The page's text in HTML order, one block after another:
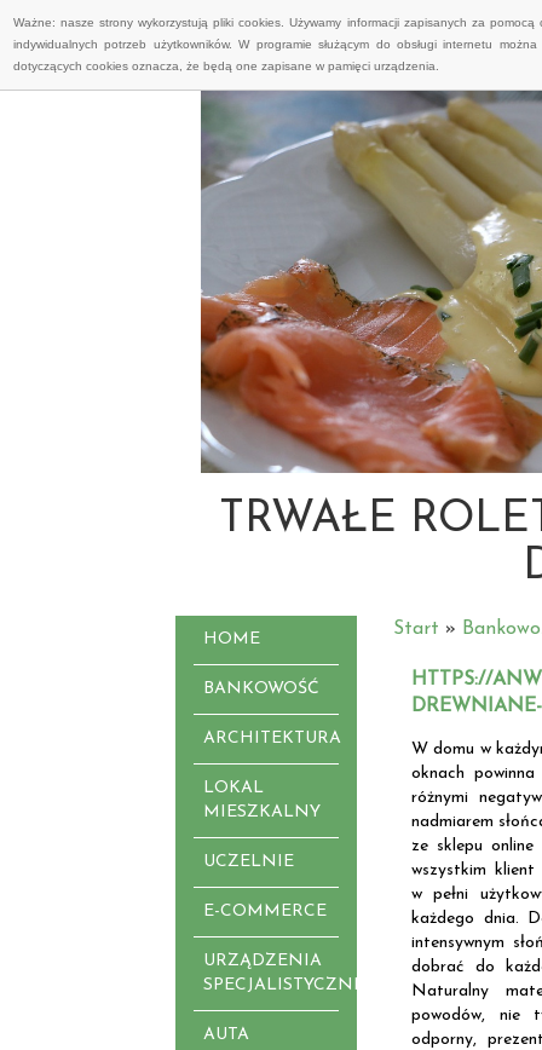
Ważne: nasze strony wykorzystują pliki cookies. Używamy informacji zapisanych za
indywidualnych potrzeb użytkowników. W programie służącym do obsługi internetu
dotyczących cookies oznacza, że będą one zapisane w pamięci urządzenia.
TRWAŁE
HOME
BANKOWOŚĆ
ARCHITEKTURA
LOKAL
MIESZKALNY
UCZELNIE
E-COMMERCE
URZĄDZENIA
SPECJALISTYCZNE
AUTA
Start »
HTTPS://
W domu w
oknach
różnymi
nadmiarem
ze sklepu
wszystkim klient
w pełni
każdego dnia.
intensywnym
dobrać do
Naturalny
powodów, nie
odporny,